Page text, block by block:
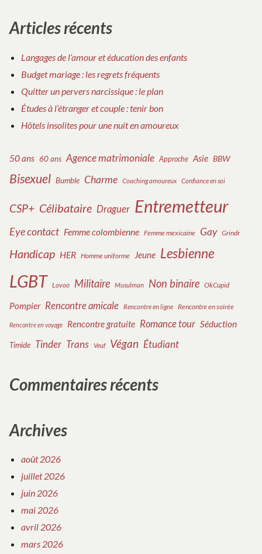
Articles récents
Langages de l’amour et éducation des enfants
Budget mariage : les regrets fréquents
Quitter un pervers narcissique : le plan
Études à l’étranger et couple : tenir bon
Hôtels insolites pour une nuit en amoureux
50 ans 60 ans Agence matrimoniale Approche Asie BBW
Bisexuel Bumble Charme Coaching amoureux Confiance en soi
CSP+ Célibataire Draguer Entremetteur
Eye contact Femme colombienne Femme mexicaine Gay Grindr
Handicap HER Homme uniforme Jeune Lesbienne
LGBT Lovoo Militaire Musulman Non binaire OkCupid
Pompier Rencontre amicale Rencontre en ligne Rencontre en soirée
Rencontre en voyage Rencontre gratuite Romance tour Séduction
Timide Tinder Trans Veuf Végan Étudiant
Commentaires récents
Archives
août 2026
juillet 2026
juin 2026
mai 2026
avril 2026
mars 2026